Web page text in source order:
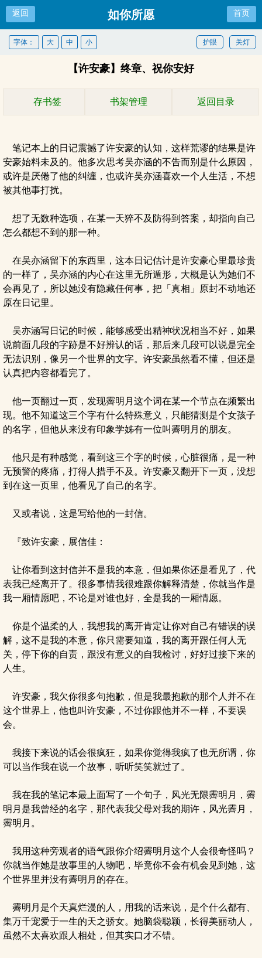
返回 如你所愿 首页
关灯
护眼
字体： 大 中 小
【许安豪】终章、祝你安好
存书签 书架管理 返回目录
笔记本上的日记震撼了许安豪的认知，这样荒谬的结果是许
安豪始料未及的。他多次思考吴亦涵的不告而别是什么原因，
或许是厌倦了他的纠缠，也或许吴亦涵喜欢一个人生活，不想
被其他事打扰。
想了无数种选项，在某一天猝不及防得到答案，却指向自己
怎么都想不到的那一种。
在吴亦涵留下的东西里，这本日记估计是许安豪心里最珍贵
的一样了，吴亦涵的内心在这里无所遁形，大概是认为她们不
会再见了，所以她没有隐藏任何事，把「真相」原封不动地还
原在日记里。
吴亦涵写日记的时候，能够感受出精神状况相当不好，如果
说前面几段的字跡是不好辨认的话，那后来几段可以说是完全
无法识别，像另一个世界的文字。许安豪虽然看不懂，但还是
认真把内容都看完了。
他一页翻过一页，发现霽明月这个词在某一个节点在频繁出
现。他不知道这三个字有什么特殊意义，只能猜测是个女孩子
的名字，但他从来没有印象学姊有一位叫霽明月的朋友。
他只是有种感觉，看到这三个字的时候，心脏很痛，是一种
无预警的疼痛，打得人措手不及。许安豪又翻开下一页，没想
到在这一页里，他看见了自己的名字。
又或者说，这是写给他的一封信。
『致许安豪，展信佳：
让你看到这封信并不是我的本意，但如果你还是看见了，代
表我已经离开了。很多事情我很难跟你解释清楚，你就当作是
我一厢情愿吧，不论是对谁也好，全是我的一厢情愿。
你是个温柔的人，我想我的离开肯定让你对自己有错误的误
解，这不是我的本意，你只需要知道，我的离开跟任何人无
关，停下你的自责，跟没有意义的自我检讨，好好过接下来的
人生。
许安豪，我欠你很多句抱歉，但是我最抱歉的那个人并不在
这个世界上，他也叫许安豪，不过你跟他并不一样，不要误
会。
我接下来说的话会很疯狂，如果你觉得我疯了也无所谓，你
可以当作我在说一个故事，听听笑笑就过了。
我在我的笔记本最上面写了一个句子，风光无限霽明月，霽
明月是我曾经的名字，那代表我父母对我的期许，风光霽月，
霽明月。
我用这种旁观者的语气跟你介绍霽明月这个人会很奇怪吗？
你就当作她是故事里的人物吧，毕竟你不会有机会见到她，这
个世界里并没有霽明月的存在。
霽明月是个天真烂漫的人，用我的话来说，是个什么都有、
集万千宠爱于一生的天之骄女。她脑袋聪颖，长得美丽动人，
虽然不太喜欢跟人相处，但其实口才不错。